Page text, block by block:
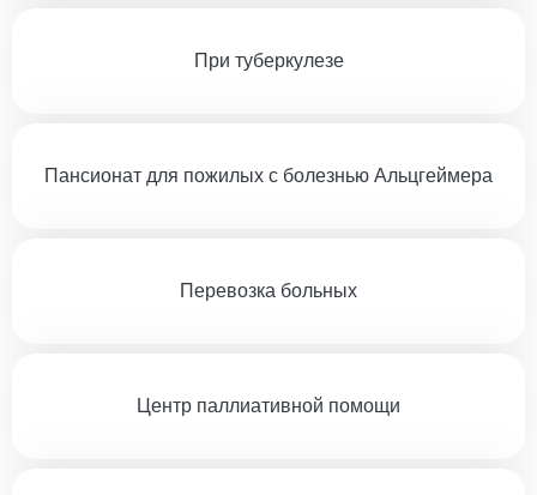
При туберкулезе
Пансионат для пожилых с болезнью Альцгеймера
Перевозка больных
Центр паллиативной помощи